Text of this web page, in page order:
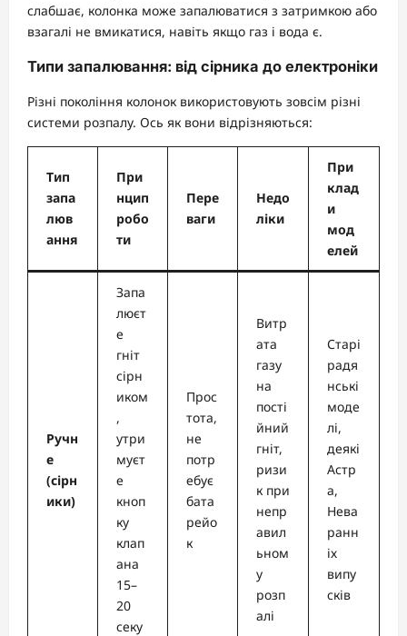
слабшає, колонка може запалюватися з затримкою або
взагалі не вмикатися, навіть якщо газ і вода є.
Типи запалювання: від сірника до електроніки
Різні покоління колонок використовують зовсім різні
системи розпалу. Ось як вони відрізняються:
Тип
запа
люв
ання
При
нцип
робо
ти
Пере
ваги
Недо
ліки
При
клад
и
мод
елей
Ручн
е
(сірн
ики)
Запа
люєт
е
гніт
сірн
иком
,
утри
муєт
е
кноп
ку
клап
ана
15–
20
секу
Прос
тота,
не
потр
ебує
бата
рейо
к
Витр
ата
газу
на
пості
йний
гніт,
ризи
к при
непр
авил
ьном
у
розп
алі
Старі
радя
нські
моде
лі,
деякі
Астр
а,
Нева
ранн
іх
випу
сків